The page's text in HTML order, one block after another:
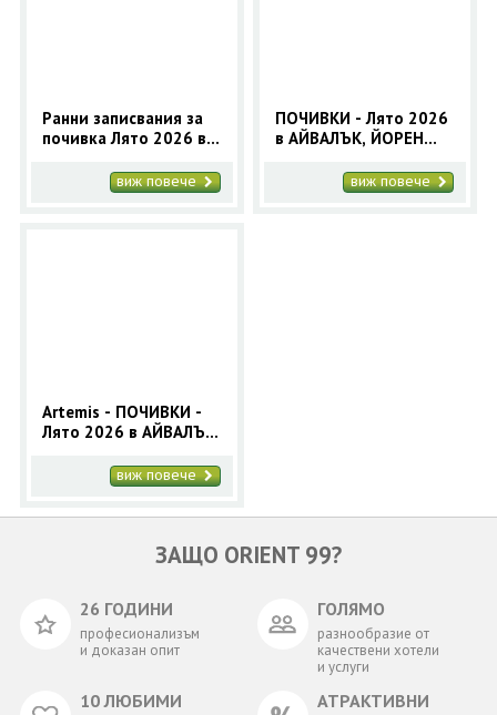
0700 144 34 Запитване
Ранни записвания за
почивка Лято 2026 в
нощувки с автобус
виж повече
ПОЧИВКИ - Лято 2026
в АЙВАЛЪК, ЙОРЕН
автобусна програма
виж повече
Artemis - ПОЧИВКИ -
Лято 2026 в АЙВАЛЪК,
нощувки -автобусна
програма - Orient 99
виж повече
ЗАЩО ORIENT 99?
26 ГОДИНИ
професионализъм
и доказан опит
ГОЛЯМО
разнообразие от
качествени хотели
и услуги
10 ЛЮБИМИ АТРАКТИВНИ